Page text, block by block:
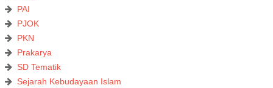
PAI
PJOK
PKN
Prakarya
SD Tematik
Sejarah Kebudayaan Islam